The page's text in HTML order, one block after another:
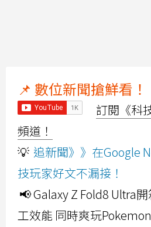
📌 數位新聞搶鮮看！
訂閱《科
頻道！
💡 追新聞》》在Google
技玩家好文不漏接！
📢 Galaxy Z Fold8 Ultra
工效能 同時爽玩